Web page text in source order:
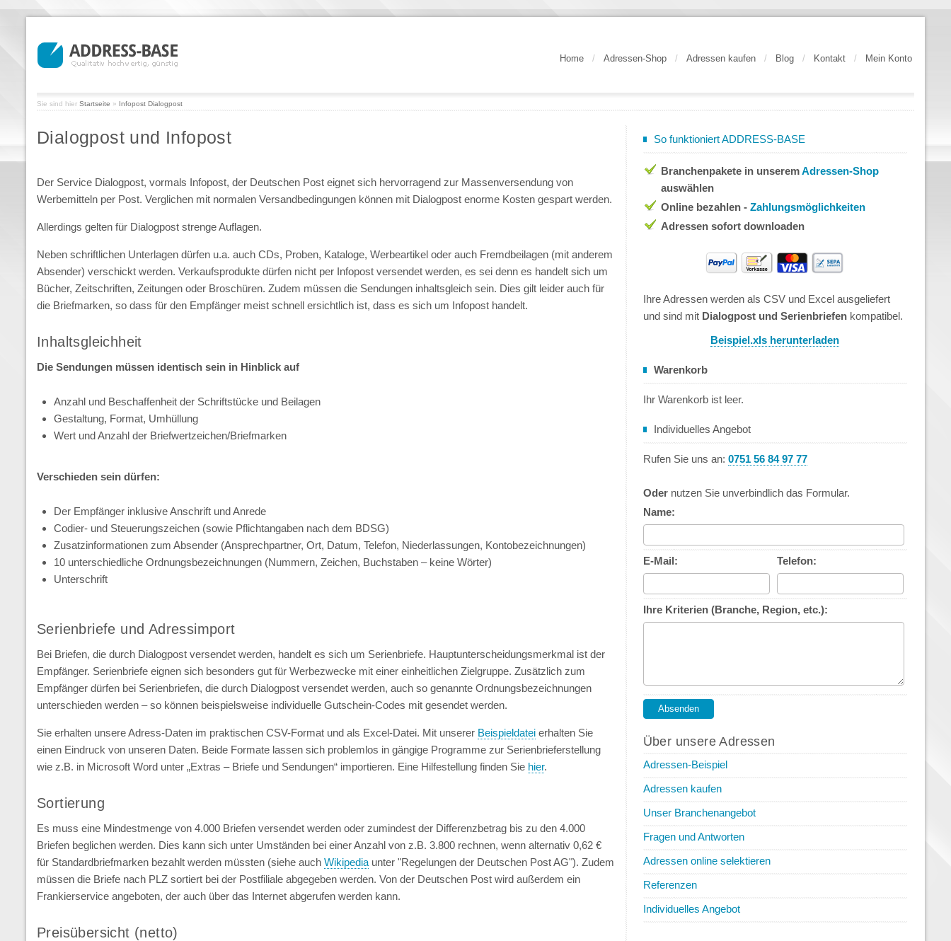
Home / Adressen-Shop / Adressen kaufen / Blog / Kontakt / Mein Konto
Sie sind hier Startseite » Infopost Dialogpost
Dialogpost und Infopost
Der Service Dialogpost, vormals Infopost, der Deutschen Post eignet sich hervorragend zur Massenversendung von
Werbemitteln per Post. Verglichen mit normalen Versandbedingungen können mit Dialogpost enorme Kosten gespart werden.
Allerdings gelten für Dialogpost strenge Auflagen.
Neben schriftlichen Unterlagen dürfen u.a. auch CDs, Proben, Kataloge, Werbeartikel oder auch Fremdbeilagen (mit anderem
Absender) verschickt werden. Verkaufsprodukte dürfen nicht per Infopost versendet werden, es sei denn es handelt sich um
Bücher, Zeitschriften, Zeitungen oder Broschüren. Zudem müssen die Sendungen inhaltsgleich sein. Dies gilt leider auch für
die Briefmarken, so dass für den Empfänger meist schnell ersichtlich ist, dass es sich um Infopost handelt.
Inhaltsgleichheit
Die Sendungen müssen identisch sein in Hinblick auf
Anzahl und Beschaffenheit der Schriftstücke und Beilagen
Gestaltung, Format, Umhüllung
Wert und Anzahl der Briefwertzeichen/Briefmarken
Verschieden sein dürfen:
Der Empfänger inklusive Anschrift und Anrede
Codier- und Steuerungszeichen (sowie Pflichtangaben nach dem BDSG)
Zusatzinformationen zum Absender (Ansprechpartner, Ort, Datum, Telefon, Niederlassungen, Kontobezeichnungen)
10 unterschiedliche Ordnungsbezeichnungen (Nummern, Zeichen, Buchstaben – keine Wörter)
Unterschrift
Serienbriefe und Adressimport
Bei Briefen, die durch Dialogpost versendet werden, handelt es sich um Serienbriefe. Hauptunterscheidungsmerkmal ist der
Empfänger. Serienbriefe eignen sich besonders gut für Werbezwecke mit einer einheitlichen Zielgruppe. Zusätzlich zum
Empfänger dürfen bei Serienbriefen, die durch Dialogpost versendet werden, auch so genannte Ordnungsbezeichnungen
unterschieden werden – so können beispielsweise individuelle Gutschein-Codes mit gesendet werden.
Sie erhalten unsere Adress-Daten im praktischen CSV-Format und als Excel-Datei. Mit unserer Beispieldatei erhalten Sie
einen Eindruck von unseren Daten. Beide Formate lassen sich problemlos in gängige Programme zur Serienbrieferstellung
wie z.B. in Microsoft Word unter „Extras – Briefe und Sendungen“ importieren. Eine Hilfestellung finden Sie hier.
Sortierung
Es muss eine Mindestmenge von 4.000 Briefen versendet werden oder zumindest der Differenzbetrag bis zu den 4.000
Briefen beglichen werden. Dies kann sich unter Umständen bei einer Anzahl von z.B. 3.800 rechnen, wenn alternativ 0,62 €
für Standardbriefmarken bezahlt werden müssten (siehe auch Wikipedia unter "Regelungen der Deutschen Post AG"). Zudem
müssen die Briefe nach PLZ sortiert bei der Postfiliale abgegeben werden. Von der Deutschen Post wird außerdem ein
Frankierservice angeboten, der auch über das Internet abgerufen werden kann.
Preisübersicht (netto)
So funktioniert ADDRESS-BASE
Branchenpakete in unseremAdressen-Shop
auswählen
Online bezahlen - Zahlungsmöglichkeiten
Adressen sofort downloaden
Ihre Adressen werden als CSV und Excel ausgeliefert
und sind mit Dialogpost und Serienbriefenkompatibel.
Beispiel.xls herunterladen
Warenkorb
Ihr Warenkorb ist leer.
Individuelles Angebot
Rufen Sie uns an: 0751 56 84 97 77
Odernutzen Sie unverbindlich das Formular.
Name:
E-Mail: Telefon:
Ihre Kriterien (Branche, Region, etc.):
Über unsere Adressen
Adressen-Beispiel
Adressen kaufen
Unser Branchenangebot
Fragen und Antworten
Adressen online selektieren
Referenzen
Individuelles Angebot